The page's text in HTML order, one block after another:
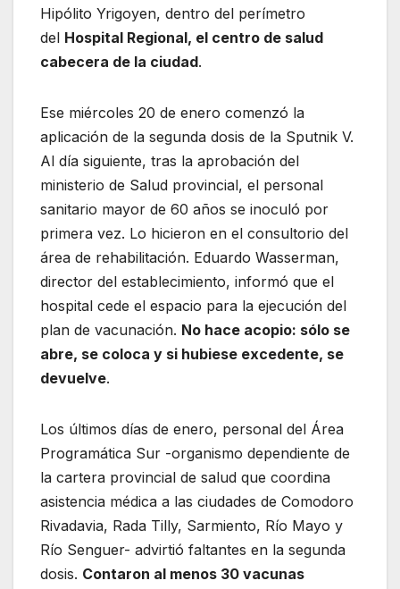
Hipólito Yrigoyen, dentro del perímetro
del Hospital Regional, el centro de salud
cabecera de la ciudad.
Ese miércoles 20 de enero comenzó la
aplicación de la segunda dosis de la Sputnik V.
Al día siguiente, tras la aprobación del
ministerio de Salud provincial, el personal
sanitario mayor de 60 años se inoculó por
primera vez. Lo hicieron en el consultorio del
área de rehabilitación. Eduardo Wasserman,
director del establecimiento, informó que el
hospital cede el espacio para la ejecución del
plan de vacunación. No hace acopio: sólo se
abre, se coloca y si hubiese excedente, se
devuelve.
Los últimos días de enero, personal del Área
Programática Sur -organismo dependiente de
la cartera provincial de salud que coordina
asistencia médica a las ciudades de Comodoro
Rivadavia, Rada Tilly, Sarmiento, Río Mayo y
Río Senguer- advirtió faltantes en la segunda
dosis. Contaron al menos 30 vacunas